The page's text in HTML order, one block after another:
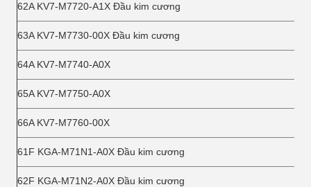
62A KV7-M7720-A1X Đầu kim cương
63A KV7-M7730-00X Đầu kim cương
64A KV7-M7740-A0X
65A KV7-M7750-A0X
66A KV7-M7760-00X
61F KGA-M71N1-A0X Đầu kim cương
62F KGA-M71N2-A0X Đầu kim cương